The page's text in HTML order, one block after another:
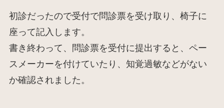
初診だったので受付で問診票を受け取り、椅子に
座って記入します。
書き終わって、問診票を受付に提出すると、ペー
スメーカーを付けていたり、知覚過敏などがない
か確認されました。